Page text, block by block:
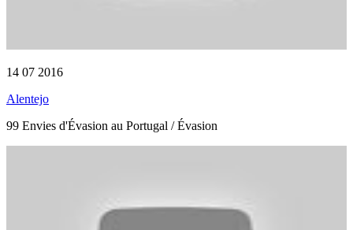
14 07 2016
Alentejo
99 Envies d'Évasion au Portugal / Évasion